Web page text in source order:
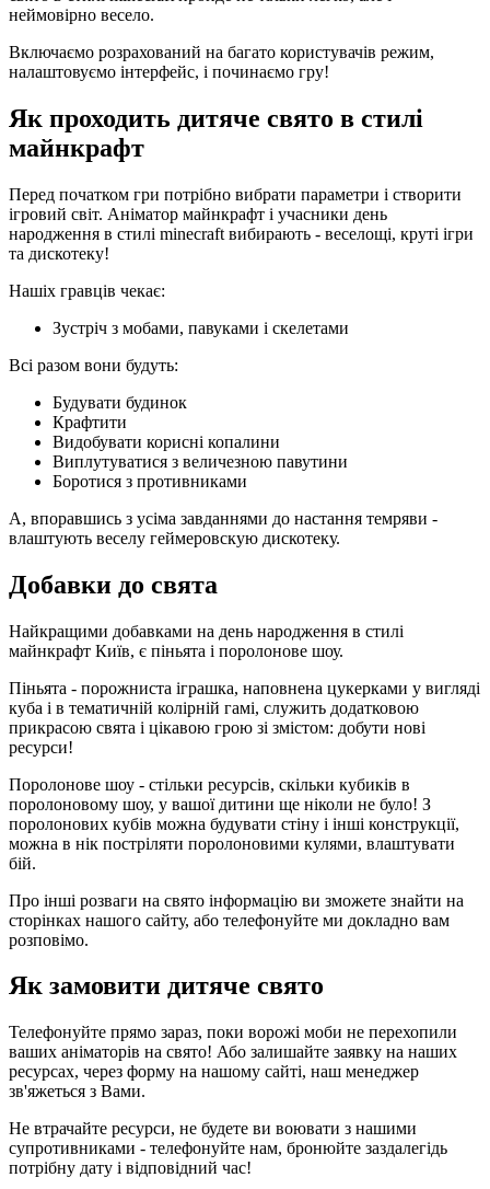
неймовірно весело.
Включаємо розрахований на багато користувачів режим,
налаштовуємо інтерфейс, і починаємо гру!
Як проходить дитяче свято в стилі
майнкрафт
Перед початком гри потрібно вибрати параметри і створити
ігровий світ. Аніматор майнкрафт і учасники день
народження в стилі minecraft вибирають - веселощі, круті ігри
та дискотеку!
Нашіх гравців чекає:
Зустріч з мобами, павуками і скелетами
Всі разом вони будуть:
Будувати будинок
Крафтити
Видобувати корисні копалини
Виплутуватися з величезною павутини
Боротися з противниками
А, впоравшись з усіма завданнями до настання темряви -
влаштують веселу геймеровскую дискотеку.
Добавки до свята
Найкращими добавками на день народження в стилі
майнкрафт Київ, є піньята і поролонове шоу.
Піньята - порожниста іграшка, наповнена цукерками у вигляді
куба і в тематичній колірній гамі, служить додатковою
прикрасою свята і цікавою грою зі змістом: добути нові
ресурси!
Поролонове шоу - стільки ресурсів, скільки кубиків в
поролоновому шоу, у вашої дитини ще ніколи не було! З
поролонових кубів можна будувати стіну і інші конструкції,
можна в нік постріляти поролоновими кулями, влаштувати
бій.
Про інші розваги на свято інформацію ви зможете знайти на
сторінках нашого сайту, або телефонуйте ми докладно вам
розповімо.
Як замовити дитяче свято
Телефонуйте прямо зараз, поки ворожі моби не перехопили
ваших аніматорів на свято! Або залишайте заявку на наших
ресурсах, через форму на нашому сайті, наш менеджер
зв'яжеться з Вами.
Не втрачайте ресурси, не будете ви воювати з нашими
супротивниками - телефонуйте нам, бронюйте заздалегідь
потрібну дату і відповідний час!